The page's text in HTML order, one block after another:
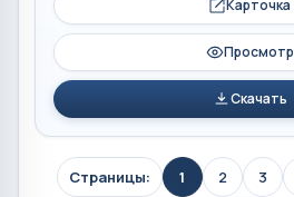
Карточка
Просмотр
Скачать
Страницы: 1 2 3